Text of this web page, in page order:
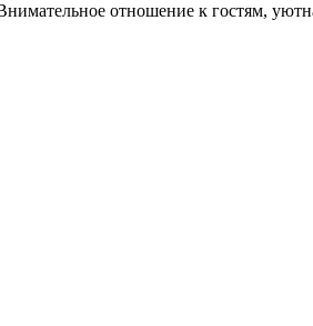
отношение к гостям,